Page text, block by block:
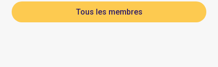
Tous les membres